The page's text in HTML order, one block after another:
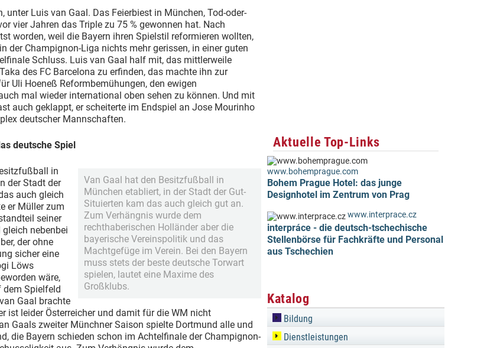
unter Luis van Gaal. Das Feierbiest in München, Tod-oder-
vier Jahren das Triple zu 75 % gewonnen hat. Nach
worden, weil die Bayern ihren Spielstil reformieren wollten,
der Champignon-Liga nichts mehr gerissen, in einer guten
Schluss. Luis van Gaal half mit, das mittlerweile
des FC Barcelona zu erfinden, das machte ihn zur
Uli Hoeneß Reformbemühungen, den ewigen
mal wieder international oben sehen zu können. Und mit
auch geklappt, er scheiterte im Endspiel an Jose Mourinho
deutscher Mannschaften.
deutsche Spiel
Van Gaal hat den Besitzfußball in
München etabliert, in der Stadt der Gut-
Situierten kam das auch gleich gut an.
Zum Verhängnis wurde dem
rechthaberischen Holländer aber die
bayerische Vereinspolitik und das
Machtgefüge im Verein. Bei den Bayern
muss stets der beste deutsche Torwart
spielen, lautet eine Maxime des
Großklubs.
in
der Stadt der
auch gleich
er Müller zum
seiner
nebenbei
der ohne
sicher eine
Löws
wäre,
dem Spielfeld
Gaal brachte
ist leider Österreicher und damit für die WM nicht
Gaals zweiter Münchner Saison spielte Dortmund alle und
die Bayern schieden schon im Achtelfinale der Champignon-
Aktuelle Top-Links
www.bohemprague.com
Bohem Prague Hotel: das junge
Designhotel im Zentrum von Prag
www.interprace.cz
interpráce - die deutsch-tschechische
Stellenbörse für Fachkräfte und Personal
aus Tschechien
Katalog
Bildung
Dienstleistungen